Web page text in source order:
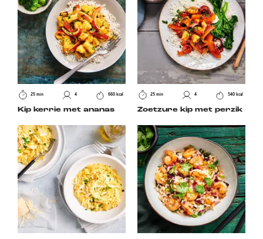
25 min 4 660 kcal
Kip kerrie met ananas
25 min 4 540 kcal
Zoetzure kip met perzik